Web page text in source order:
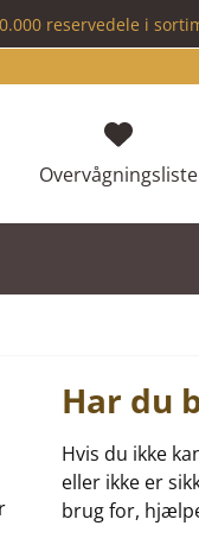
reservedele i
Overvågningsliste
Har du
Hvis du ikke
eller ikke er
brug for,